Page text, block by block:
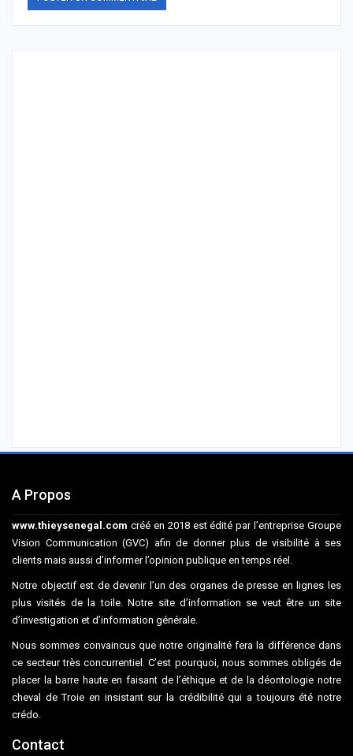
A Propos
www.thieysenegal.com créé en 2018 est édité par l’entreprise Groupe
Vision Communication (GVC) afin de donner plus de visibilité à ses
clients mais aussi d’informer l’opinion publique en temps réel.
Notre objectif est de devenir l’un des organes de presse en lignes les
plus visités de la toile. Notre site d’information se veut être un site
d’investigation et d’information générale.
Nous sommes convaincus que notre originalité fera la différence dans
ce secteur très concurrentiel. C’est pourquoi, nous sommes obligés de
placer la barre haute en faisant de l’éthique et de la déontologie notre
cheval de Troie en insistant sur la crédibilité qui a toujours été notre
crédo.
Contact